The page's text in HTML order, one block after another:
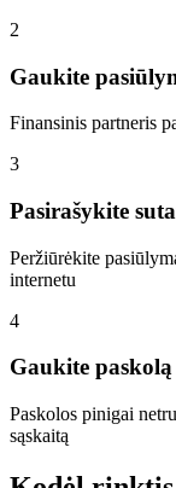
2
Gaukite
Finansinis partneris
3
Pasirašykite
Peržiūrėkite
internetu
4
Gaukite paskolą
Paskolos pinigai
sąskaitą